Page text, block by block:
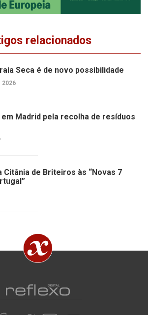
relacionados
Seca é de novo possibilidade
2026
Madrid pela recolha de resíduos
Citânia de Briteiros às “Novas 7